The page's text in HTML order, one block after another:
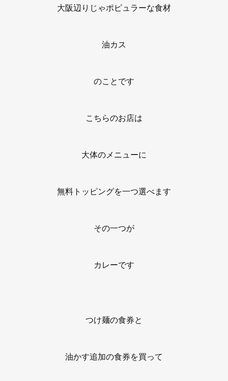
大阪辺りじゃポピュラーな食材
油カス
のことです
こちらのお店は
大体のメニューに
無料トッピングを一つ選べます
その一つが
カレーです
つけ麺の食券と
油かす追加の食券を買って